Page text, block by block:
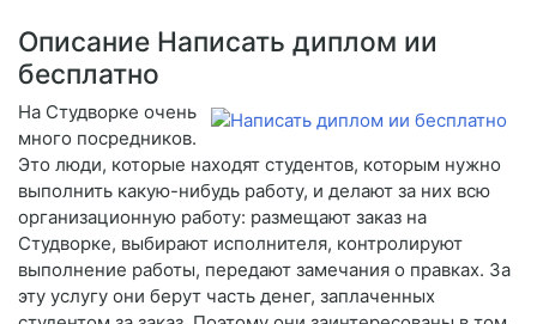
Описание Написать диплом ии
бесплатно
На Студворке очень
много посредников.
Это люди, которые находят студентов, которым нужно
выполнить какую-нибудь работу, и делают за них всю
организационную работу: размещают заказ на
Студворке, выбирают исполнителя, контролируют
выполнение работы, передают замечания о правках. За
эту услугу они берут часть денег, заплаченных